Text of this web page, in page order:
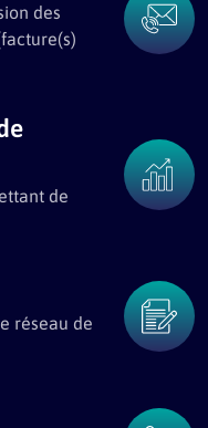
des
de
réseau de